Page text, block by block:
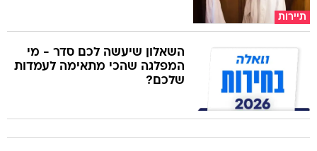
תיירות
השאלון שיעשה לכם סדר - מי
המפלגה שהכי מתאימה לעמדות
שלכם?